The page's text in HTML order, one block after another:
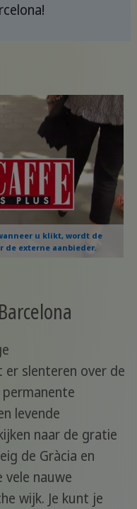
u klikt, wordt de
de externe aanbieder.
er slenteren over de
levende
naar de gratie
de Gràcia en
vele nauwe
wijk. Je kunt je